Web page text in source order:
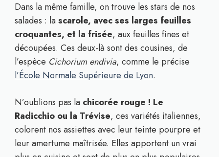
Dans la même famille, on trouve les stars de nos
salades : lascarole, avec ses larges feuilles
croquantes, et la frisée, aux feuilles fines et
découpées. Ces deux-là sont des cousines, de
l’espèce Cichorium endivia, comme le précise
l’École Normale Supérieure de Lyon.
N’oublions pas la chicorée rouge ! Le
Radicchio ou la Trévise, ces variétés italiennes,
colorent nos assiettes avec leur teinte pourpre et
leur amertume maîtrisée. Elles apportent un vrai